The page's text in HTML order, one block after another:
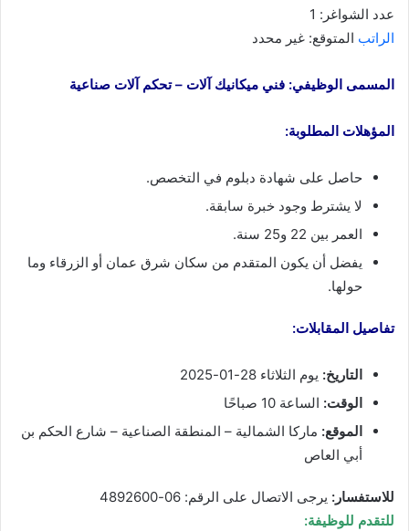
عدد الشواغر: 1
الراتب المتوقع: غير محدد
المسمى الوظيفي: فني ميكانيك آلات – تحكم آلات صناعية
المؤهلات المطلوبة:
حاصل على شهادة دبلوم في التخصص.
لا يشترط وجود خبرة سابقة.
العمر بين 22 و25 سنة.
يفضل أن يكون المتقدم من سكان شرق عمان أو الزرقاء وما
حولها.
تفاصيل المقابلات:
التاريخ: يوم الثلاثاء 28-01-2025
الوقت: الساعة 10 صباحًا
الموقع: ماركا الشمالية – المنطقة الصناعية – شارع الحكم بن
أبي العاص
للاستفسار: يرجى الاتصال على الرقم: 06-4892600
للتقدم للوظيفة: